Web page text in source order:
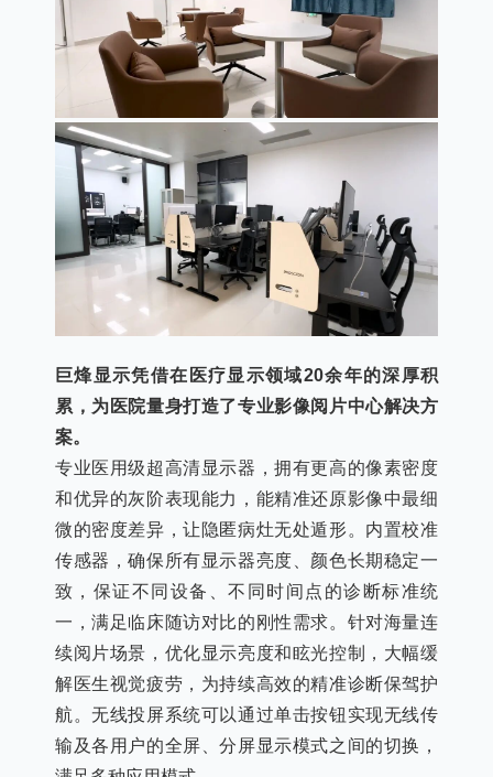
巨烽显示凭借在医疗显示领域20余年的深厚积
累，为医院量身打造了专业影像阅片中心解决方
案。
专业医用级超高清显示器，拥有更高的像素密度
和优异的灰阶表现能力，能精准还原影像中最细
微的密度差异，让隐匿病灶无处遁形。内置校准
传感器，确保所有显示器亮度、颜色长期稳定一
致，保证不同设备、不同时间点的诊断标准统
一，满足临床随访对比的刚性需求。针对海量连
续阅片场景，优化显示亮度和眩光控制，大幅缓
解医生视觉疲劳，为持续高效的精准诊断保驾护
航。无线投屏系统可以通过单击按钮实现无线传
输及各用户的全屏、分屏显示模式之间的切换，